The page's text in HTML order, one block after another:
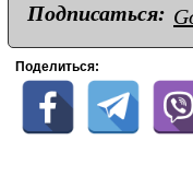
Подписаться:
Поделиться: